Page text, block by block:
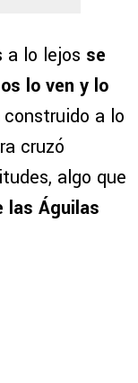
a lo lejos se
lo ven y lo
a lo
cruzó
algo que
las Águilas